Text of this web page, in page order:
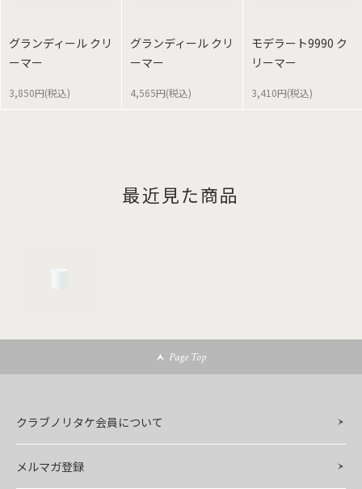
グランディール クリ
ーマー
3,850円(税込)
グランディール クリ
ーマー
4,565円(税込)
モデラート9990 ク
リーマー
3,410円(税込)
最近見た商品
Page Top
クラブノリタケ会員について
メルマガ登録